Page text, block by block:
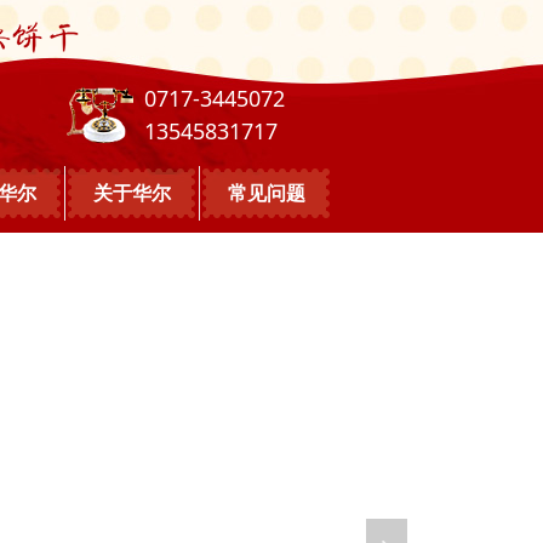
0717-3445072
13545831717
尔 关于华尔 常见问题